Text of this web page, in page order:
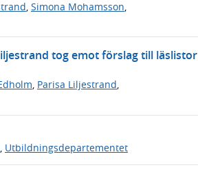
Simona Mohamsson
tog emot förslag till läslistor
, Parisa Liljestrand,
, Utbildningsdepartementet